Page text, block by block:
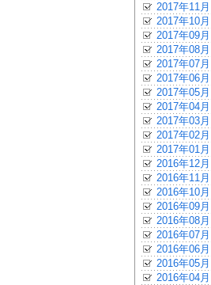
2017年11月
2017年10月
2017年09月
2017年08月
2017年07月
2017年06月
2017年05月
2017年04月
2017年03月
2017年02月
2017年01月
2016年12月
2016年11月
2016年10月
2016年09月
2016年08月
2016年07月
2016年06月
2016年05月
2016年04月